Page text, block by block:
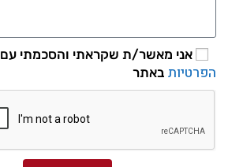
אני מאשר/ת שקראתי והסכמתי עם
הפרטיות באתר